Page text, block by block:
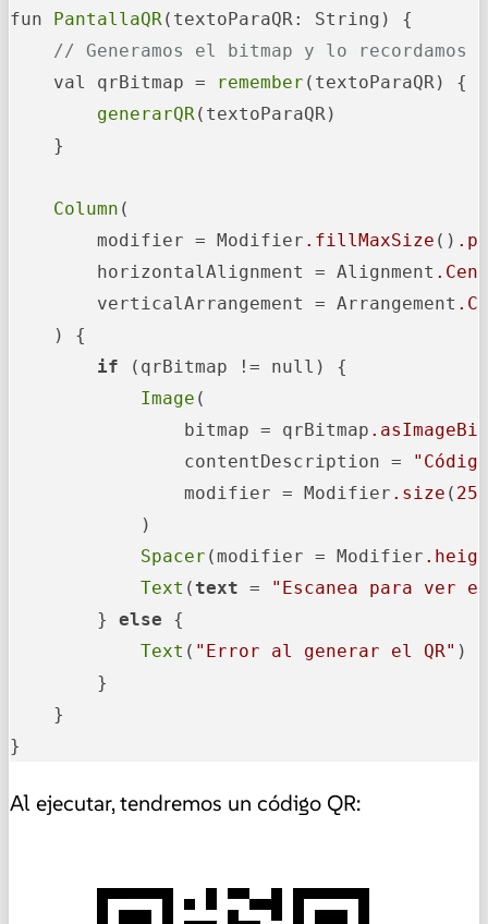
fun PantallaQR(textoParaQR: String) {
// Generamos el bitmap y lo recordamos
    val qrBitmap =
remember (textoParaQR) {
generarQR(textoParaQR)
    }
Column (
        modifier = Modifier
.fillMaxSize ()
        horizontalAlignment = Alignment
        verticalArrangement = Arrangement
    ) {
if (qrBitmap != null) {
Image (
                bitmap = qrBitmap
                contentDescription =
                modifier = Modifier
.size ( 250
            )
Spacer (modifier = Modifier
Text ( text =
"Escanea para ver
        }
else {
Text ( "Error al generar el QR" )
        }
    }
}
Al ejecutar, tendremos un código QR: